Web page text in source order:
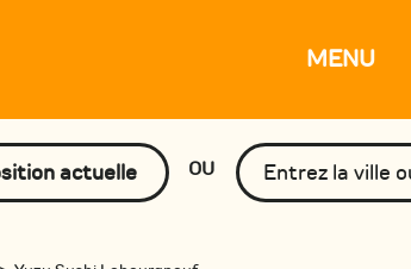
MENU
actuelle OU